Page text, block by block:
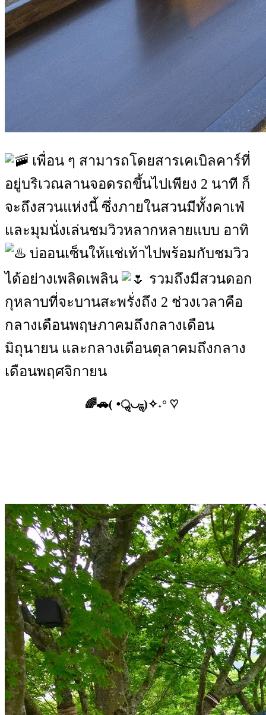
เพื่อน ๆ สามารถโดยสารเคเบิลคาร์ที่
อยู่บริเวณลานจอดรถขึ้นไปเพียง 2 นาที ก็
จะถึงสวนแห่งนี้ ซึ่งภายในสวนมีทั้งคาเฟ่
และมุมนั่งเล่นชมวิวหลากหลายแบบ อาทิ
บ่ออนเซ็นให้แช่เท้าไปพร้อมกับชมวิว
ได้อย่างเพลิดเพลิน
รวมถึงมีสวนดอก
กุหลาบที่จะบานสะพรั่งถึง 2 ช่วงเวลาคือ
กลางเดือนพฤษภาคมถึงกลางเดือน
มิถุนายน และกลางเดือนตุลาคมถึงกลาง
เดือนพฤศจิกายน
🌈🚗( •ॢ◡-ॢ)✧˖° ♡